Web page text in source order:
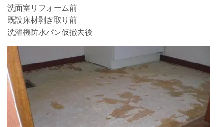
洗面室リフォーム前
既設床材剥ぎ取り前
洗濯機防水パン仮撤去後